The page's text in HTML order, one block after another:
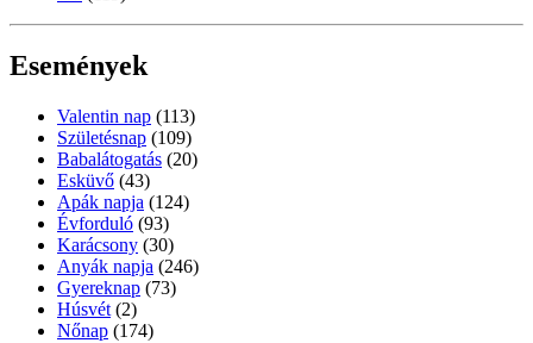
Események
Valentin nap (113)
Születésnap (109)
Babalátogatás (20)
Esküvő (43)
Apák napja (124)
Évforduló (93)
Karácsony (30)
Anyák napja (246)
Gyereknap (73)
Húsvét (2)
Nőnap (174)